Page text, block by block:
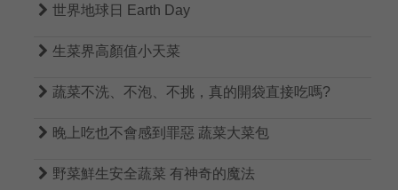
 世界地球日 Earth Day
 生菜界高顏值小天菜
 蔬菜不洗、不泡、不挑，真的開袋直接吃嗎?
 晚上吃也不會感到罪惡 蔬菜大菜包
 野菜鮮生安全蔬菜 有神奇的魔法